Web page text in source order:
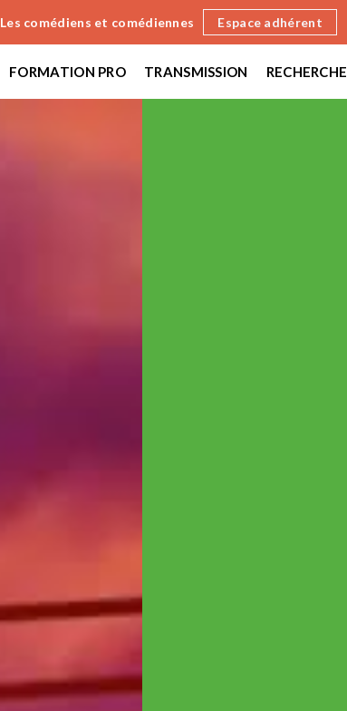
Les comédiens et comédiennes Espace adhérent
FORMATION PRO TRANSMISSION RECHERCHE